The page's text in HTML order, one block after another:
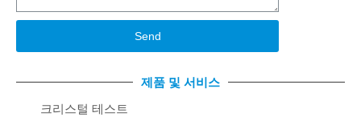
제품 및 서비스
크리스털 테스트
Send